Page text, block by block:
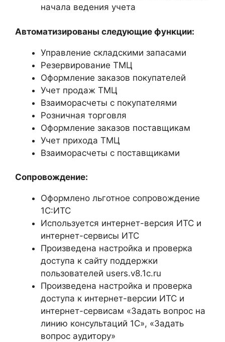
начала ведения учета
Автоматизированы следующие функции:
Управление складскими запасами
Резервирование ТМЦ
Оформление заказов покупателей
Учет продаж ТМЦ
Взаиморасчеты с покупателями
Розничная торговля
Оформление заказов поставщикам
Учет прихода ТМЦ
Взаиморасчеты с поставщиками
Сопровождение:
Оформлено льготное сопровождение
1С:ИТС
Используется интернет-версия ИТС и
интернет-сервисы ИТС
Произведена настройка и проверка
доступа к сайту поддержки
пользователей users.v8.1c.ru
Произведена настройка и проверка
доступа к интернет-версии ИТС и
интернет-сервисам «Задать вопрос на
линию консультаций 1С», «Задать
вопрос аудитору»